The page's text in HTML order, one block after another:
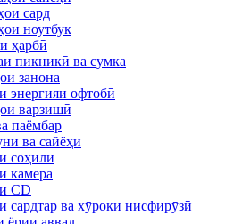
сард
ноутбук
ҳарбӣ
пикникӣ ва сумка
занона
энергияи офтобӣ
варзишӣ
паёмбар
ва сайёҳӣ
соҳилӣ
камера
CD
сардтар ва хӯроки нисфирӯзӣ